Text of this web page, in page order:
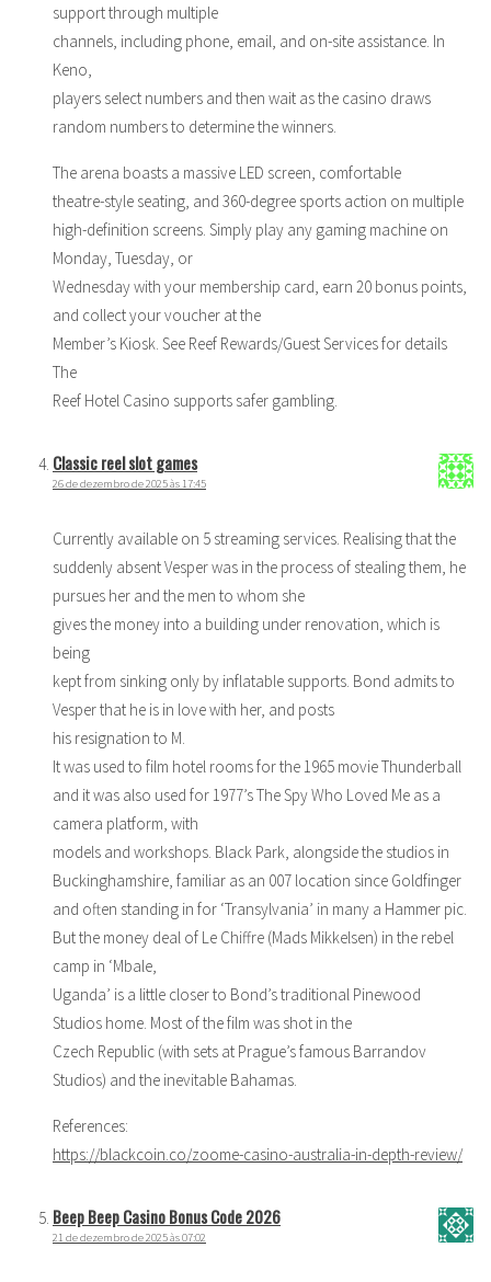
support through multiple
channels, including phone, email, and on-site assistance. In
Keno,
players select numbers and then wait as the casino draws
random numbers to determine the winners.
The arena boasts a massive LED screen, comfortable
theatre-style seating, and 360-degree sports action on multiple
high-definition screens. Simply play any gaming machine on
Monday, Tuesday, or
Wednesday with your membership card, earn 20 bonus points,
and collect your voucher at the
Member’s Kiosk. See Reef Rewards/Guest Services for details
The
Reef Hotel Casino supports safer gambling.
Classic reel slot games
26 de dezembro de 2025 às 17:45
Currently available on 5 streaming services. Realising that the
suddenly absent Vesper was in the process of stealing them, he
pursues her and the men to whom she
gives the money into a building under renovation, which is
being
kept from sinking only by inflatable supports. Bond admits to
Vesper that he is in love with her, and posts
his resignation to M.
It was used to film hotel rooms for the 1965 movie Thunderball
and it was also used for 1977’s The Spy Who Loved Me as a
camera platform, with
models and workshops. Black Park, alongside the studios in
Buckinghamshire, familiar as an 007 location since Goldfinger
and often standing in for ‘Transylvania’ in many a Hammer pic.
But the money deal of Le Chiffre (Mads Mikkelsen) in the rebel
camp in ‘Mbale,
Uganda’ is a little closer to Bond’s traditional Pinewood
Studios home. Most of the film was shot in the
Czech Republic (with sets at Prague’s famous Barrandov
Studios) and the inevitable Bahamas.
References:
https://blackcoin.co/zoome-casino-australia-in-depth-review/
Beep Beep Casino Bonus Code 2026
21 de dezembro de 2025 às 07:02